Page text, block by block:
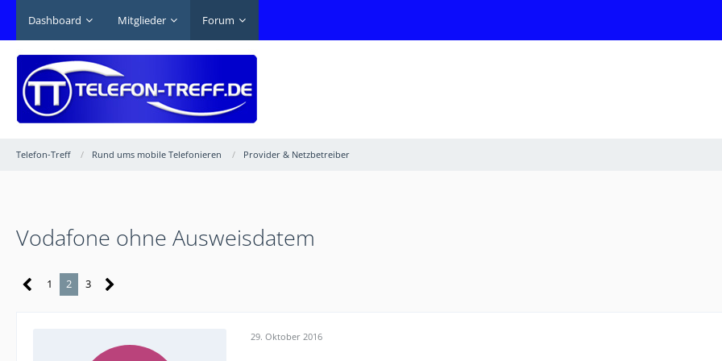
Dashboard Mitglieder Forum
Telefon-Treff Rund ums mobile Telefonieren Provider & Netzbetreiber
Vodafone ohne Ausweisdatem
1 2 3
29. Oktober 2016